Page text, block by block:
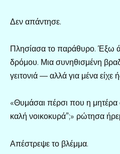
Δεν απάντησε.
Πλησίασα το παράθυρο. Έξω
δρόμου. Μια συνηθισμένη
γειτονιά — αλλά για μένα είχε
«Θυμάσαι πέρσι που η μητέρα
καλή νοικοκυρά”;» ρώτησα
Απέστρεψε το βλέμμα.